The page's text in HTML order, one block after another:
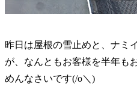
昨日は屋根の雪止めと、ナミ
が、なんともお客様を半年も
めんなさいです(/o＼)